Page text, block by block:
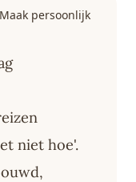
Maak persoonlijk
niet hoe'.